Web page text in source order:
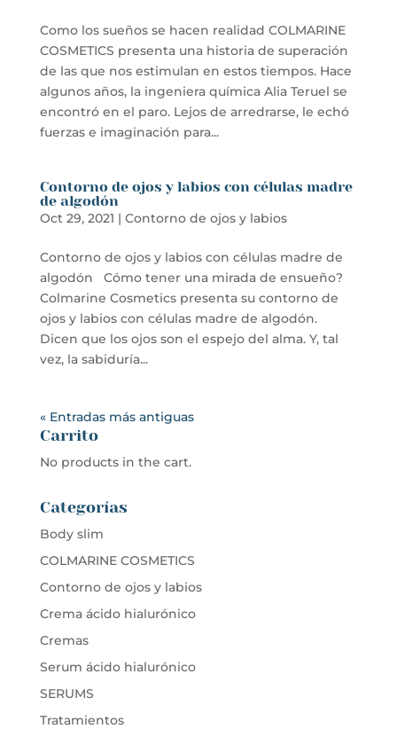
Como los sueños se hacen realidad COLMARINE
COSMETICS presenta una historia de superación
de las que nos estimulan en estos tiempos. Hace
algunos años, la ingeniera química Alia Teruel se
encontró en el paro. Lejos de arredrarse, le echó
fuerzas e imaginación para...
Contorno de ojos y labios con células madre
de algodón
Oct 29, 2021 | Contorno de ojos y labios
Contorno de ojos y labios con células madre de
algodón Cómo tener una mirada de ensueño?
Colmarine Cosmetics presenta su contorno de
ojos y labios con células madre de algodón.
Dicen que los ojos son el espejo del alma. Y, tal
vez, la sabiduría...
« Entradas más antiguas
Carrito
No products in the cart.
Categorías
Body slim
COLMARINE COSMETICS
Contorno de ojos y labios
Crema ácido hialurónico
Cremas
Serum ácido hialurónico
SERUMS
Tratamientos